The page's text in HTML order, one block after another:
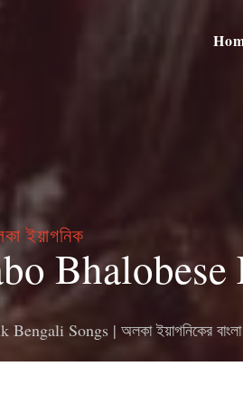
ইয়াগনিক
Bhalobese
Songs | অলকা ইয়াগনিকের বাংলা